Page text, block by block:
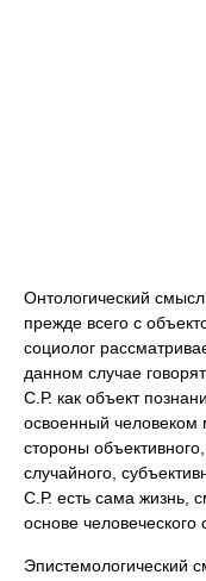
Онтологический
прежде всего с
социолог
данном случае
С.Р. как объект
освоенный человеком
стороны
случайного,
С.Р. есть сама жизнь,
основе человеческого
Эпистемологический